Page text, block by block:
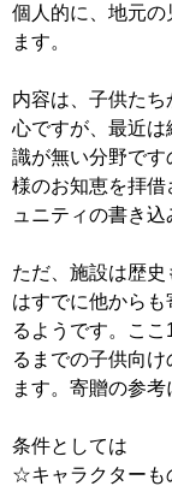
個人的に、地元
ます。
内容は、子供た
心ですが、最近
識が無い分野で
様のお知恵を拝借
ュニティの書き
ただ、施設は歴
はすでに他から
るようです。こ
るまでの子供向
ます。寄贈の参考
条件としては
☆キャラクターも